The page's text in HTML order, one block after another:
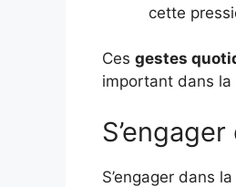
cette
Ces gestes
important dans
S’engager dans la